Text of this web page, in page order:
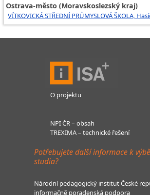
Ostrava-město (Moravskoslezský kraj)
VÍTKOVICKÁ STŘEDNÍ PRŮMYSLOVÁ ŠKOLA,
O projektu
NPI ČR – obsah
TREXIMA – technické řešení
Potřebujete další informace k
studia?
Národní pedagogický institut České
informačně poradenská podpora